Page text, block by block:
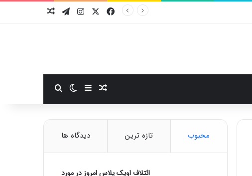
فیسبوکایکس اینستاگرام
تلگرام
نوشته تصادفی
سایدبارتغییر پوسته
محبوب تازه ترین دیدگاه ها
ائتلاف اوپک پلاس امروز در مورد